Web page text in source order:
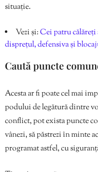
situație.
Vezi și:Cei patru
disprețul, defensiva și
Caută puncte
Acesta ar fi poate cel mai
podului de legătură dintre
conflict, pot exista puncte
vânezi, să păstrezi în minte
programat astfel, cu